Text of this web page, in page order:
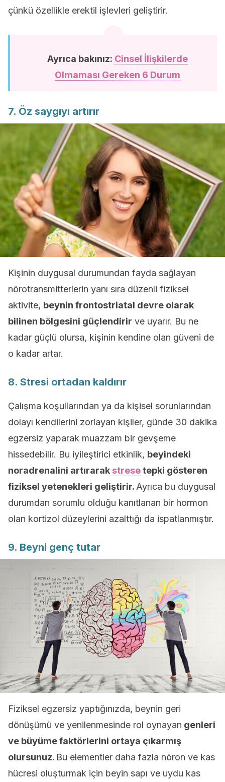
çünkü özellikle erektil işlevleri geliştirir.
Ayrıca bakınız: Cinsel İlişkilerde
Olmaması Gereken 6 Durum
7. Öz saygıyı artırır
Kişinin duygusal durumundan fayda sağlayan
nörotransmitterlerin yanı sıra düzenli fiziksel
aktivite, beynin frontostriatal devre olarak
bilinen bölgesini güçlendirir ve uyarır. Bu ne
kadar güçlü olursa, kişinin kendine olan güveni de
o kadar artar.
8. Stresi ortadan kaldırır
Çalışma koşullarından ya da kişisel sorunlarından
dolayı kendilerini zorlayan kişiler, günde 30 dakika
egzersiz yaparak muazzam bir gevşeme
hissedebilir. Bu iyileştirici etkinlik, beyindeki
noradrenalini artırarak stresetepki gösteren
fiziksel yetenekleri geliştirir. Ayrıca bu duygusal
durumdan sorumlu olduğu kanıtlanan bir hormon
olan kortizol düzeylerini azalttığı da ispatlanmıştır.
9. Beyni genç tutar
Fiziksel egzersiz yaptığınızda, beynin geri
dönüşümü ve yenilenmesinde rol oynayan genleri
ve büyüme faktörlerini ortaya çıkarmış
olursunuz. Bu elementler daha fazla nöron ve kas
hücresi oluşturmak için beyin sapı ve uydu kas